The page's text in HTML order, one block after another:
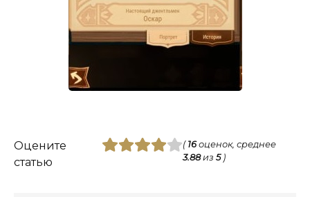
Оцените
статью
( 16оценок, среднее
3.88из5)